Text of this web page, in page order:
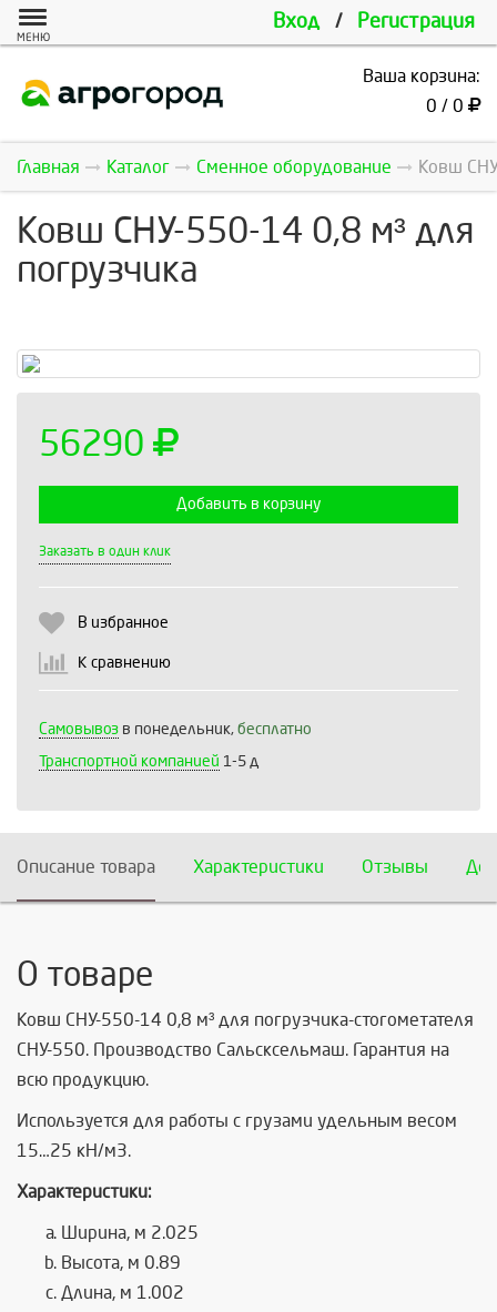
Вход / Регистрация
МЕНЮ
Ваша корзина:
0 / 0
Главная Каталог Сменное оборудование Ковш
Ковш СНУ-550-14 0,8 м³ для
погрузчика
56290
Добавить в корзину
Заказать в один клик
В избранное
К сравнению
Самовывоз в понедельник, бесплатно
Транспортной компанией 1-5 д
Описание товара Характеристики Отзывы
О товаре
Ковш СНУ-550-14 0,8 м³ для погрузчика-стогометателя
СНУ-550. Производство Сальсксельмаш. Гарантия на
всю продукцию.
Используется для работы с грузами удельным весом
15…25 кН/м3.
Характеристики:
Ширина, м 2.025
Высота, м 0.89
Длина, м 1.002